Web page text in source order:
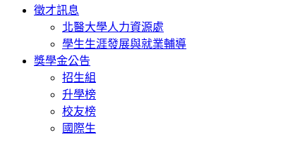
徵才訊息
北醫大學人力資源處
學生生涯發展與就業輔導
獎學金公告
招生組
升學榜
校友榜
國際生